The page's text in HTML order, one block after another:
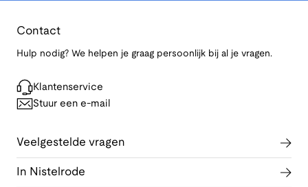
Contact
Hulp nodig? We helpen je graag persoonlijk bij al je vragen.
Klantenservice
Stuur een e-mail
Veelgestelde vragen
In Nistelrode